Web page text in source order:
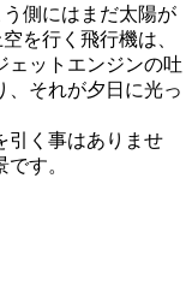
側にはまだ太陽が
を行く飛行機は、
ェットエンジンの吐
、それが夕日に光っ
引く事はありませ
す。